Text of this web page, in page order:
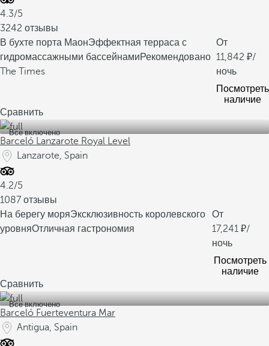
4.3/5
3242 отзывы
В бухте порта МаонЭффектная терраса с
гидромассажными бассейнамиРекомендовано
The Times
От
11,842
/
ночь
Посмотреть
наличие
Сравнить
Все включено
Barceló Lanzarote Royal Level
Lanzarote, Spain
4.2/5
1087 отзывы
На берегу моряЭксклюзивность королевского
уровняОтличная гастрономия
От
17,241
/
ночь
Посмотреть
наличие
Сравнить
Все включено
Barceló Fuerteventura Mar
Antigua, Spain